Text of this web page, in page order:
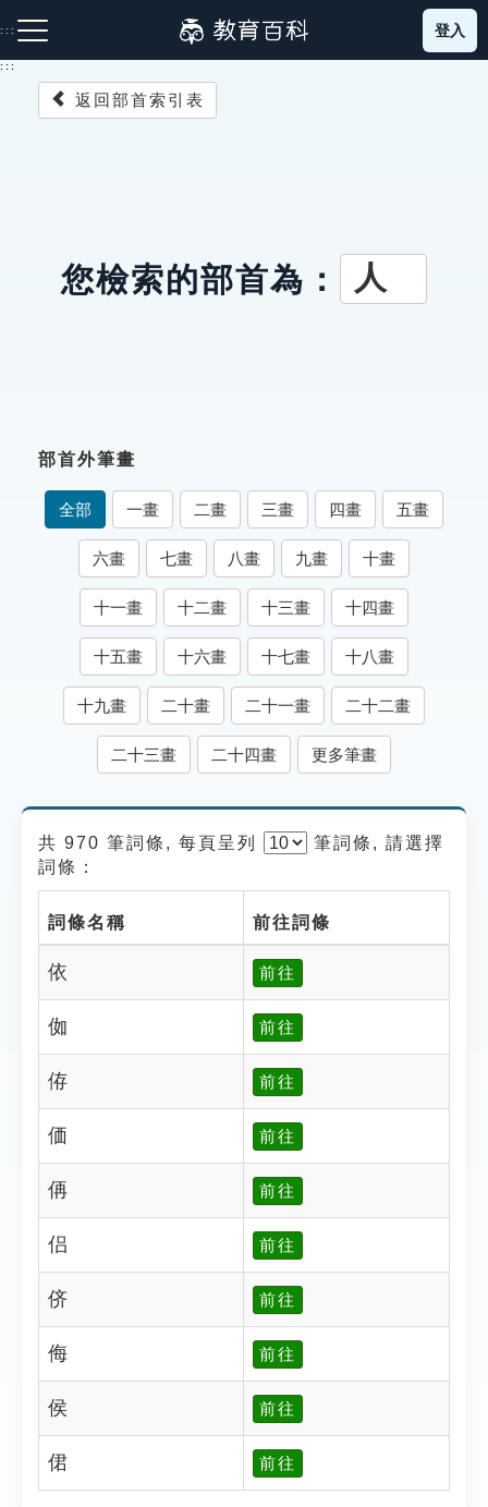
到
主
:::
成語故事
索引選單
知識索引
單字索引
生命大百科索引
遊戲專區
貓頭鷹博士
登入
:::
返回部首索引表
您檢索的部首為： 人
部首外筆畫
全部 一畫 二畫 三畫 四畫 五畫
六畫 七畫 八畫 九畫 十畫
十一畫 十二畫 十三畫 十四畫
十五畫 十六畫 十七畫 十八畫
十九畫 二十畫 二十一畫 二十二畫
二十三畫 二十四畫 更多筆畫
共 970 筆詞條, 每頁呈列 筆詞條, 請選擇
詞條：
詞條名稱 前往詞條
依 前往
侞 前往
侟 前往
価 前往
侢 前往
侣 前往
侪 前往
侮 前往
侯 前往
侰 前往